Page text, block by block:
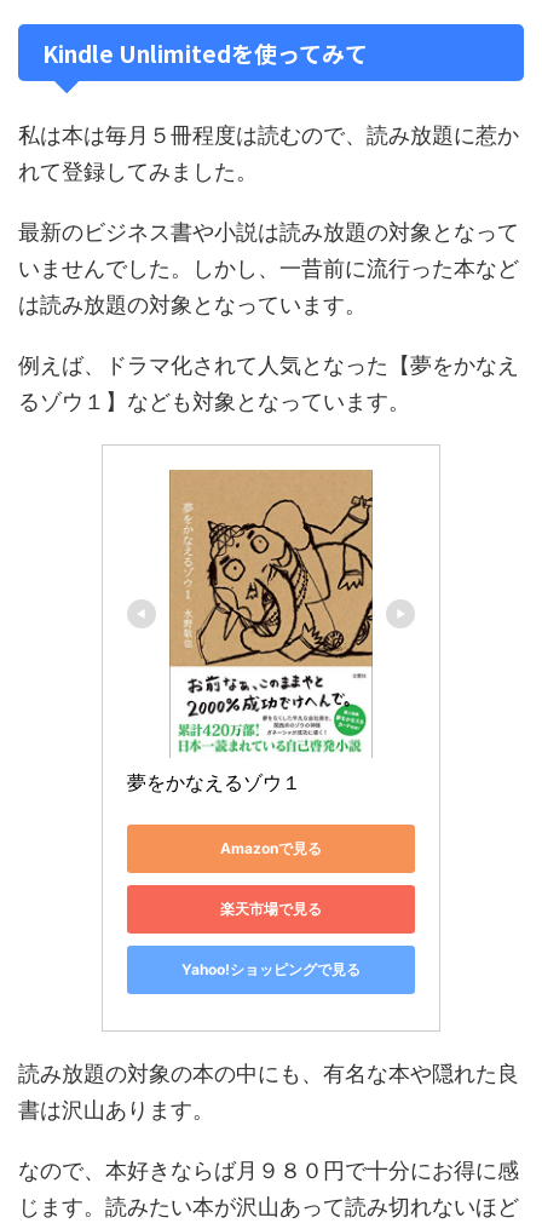
Kindle Unlimitedを使ってみて
私は本は毎月５冊程度は読むので、読み放題に惹か
れて登録してみました。
最新のビジネス書や小説は読み放題の対象となって
いませんでした。しかし、一昔前に流行った本など
は読み放題の対象となっています。
例えば、ドラマ化されて人気となった【夢をかなえ
るゾウ１】なども対象となっています。
夢をかなえるゾウ１
Amazonで見る
楽天市場で見る
Yahoo!ショッピングで見る
読み放題の対象の本の中にも、有名な本や隠れた良
書は沢山あります。
なので、本好きならば月９８０円で十分にお得に感
じます。読みたい本が沢山あって読み切れないほど